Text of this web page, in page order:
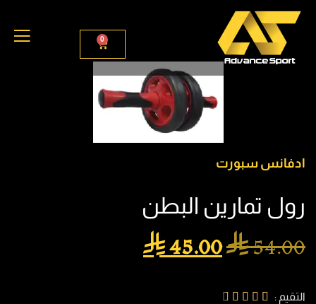
0
ادفانس سبورت
رول تمارين البطن
54.00
45.00
التقيم : 



